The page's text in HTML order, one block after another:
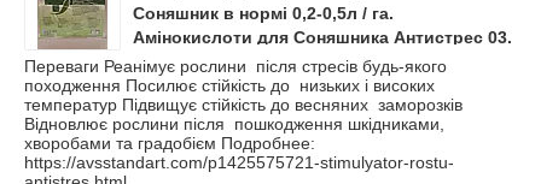
Соняшник в нормі 0,2-0,5л / га.
Амінокислоти для Соняшника Антистрес 03.
Переваги Реанімує рослини після стресів будь-якого
походження Посилює стійкість до низьких і високих
температур Підвищує стійкість до весняних заморозків
Відновлює рослини після пошкодження шкідниками,
хворобами та градобієм Подробнее:
https://avsstandart.com/p1425575721-stimulyator-rostu-